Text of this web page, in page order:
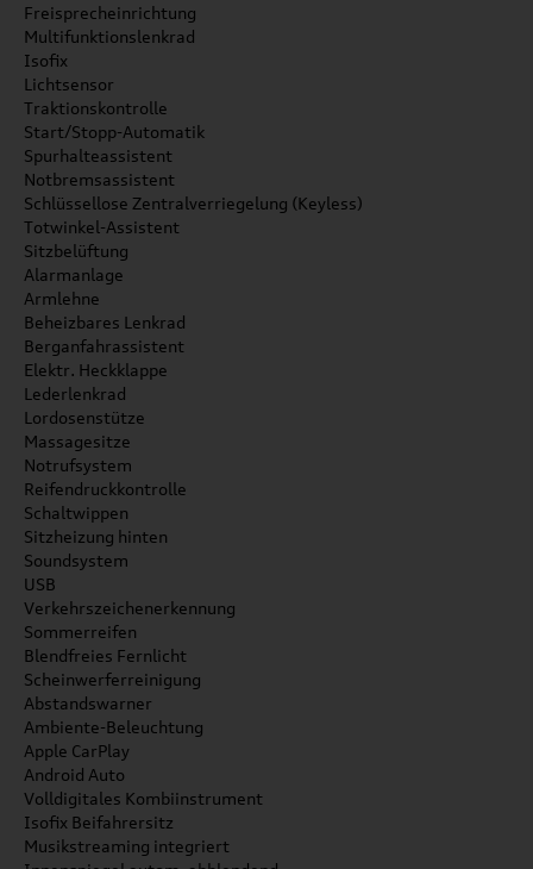
Freisprecheinrichtung
Multifunktionslenkrad
Isofix
Lichtsensor
Traktionskontrolle
Start/Stopp-Automatik
Spurhalteassistent
Notbremsassistent
Schlüssellose Zentralverriegelung (Keyless)
Totwinkel-Assistent
Sitzbelüftung
Alarmanlage
Armlehne
Beheizbares Lenkrad
Berganfahrassistent
Elektr. Heckklappe
Lederlenkrad
Lordosenstütze
Massagesitze
Notrufsystem
Reifendruckkontrolle
Schaltwippen
Sitzheizung hinten
Soundsystem
USB
Verkehrszeichenerkennung
Sommerreifen
Blendfreies Fernlicht
Scheinwerferreinigung
Abstandswarner
Ambiente-Beleuchtung
Apple CarPlay
Android Auto
Volldigitales Kombiinstrument
Isofix Beifahrersitz
Musikstreaming integriert